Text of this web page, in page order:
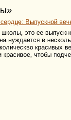
Выпускной
школы, это ее
нуждается в
красивых
чтобы